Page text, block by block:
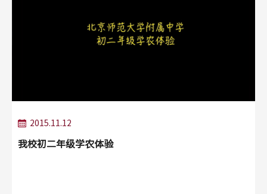
2015.11.12
我校初二年级学农体验